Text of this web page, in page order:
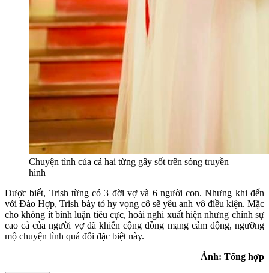
Chuyện tình của cả hai từng gây sốt trên sóng truyền
hình
Được biết, Trish từng có 3 đời vợ và 6 người con. Nhưng khi đến
với Đào Hợp, Trish bày tỏ hy vọng cô sẽ yêu anh vô điều kiện. Mặc
cho không ít bình luận tiêu cực, hoài nghi xuất hiện nhưng chính sự
cao cả của người vợ đã khiến cộng đồng mạng cảm động, ngưỡng
mộ chuyện tình quá đỗi đặc biệt này.
Ảnh: Tổng hợp